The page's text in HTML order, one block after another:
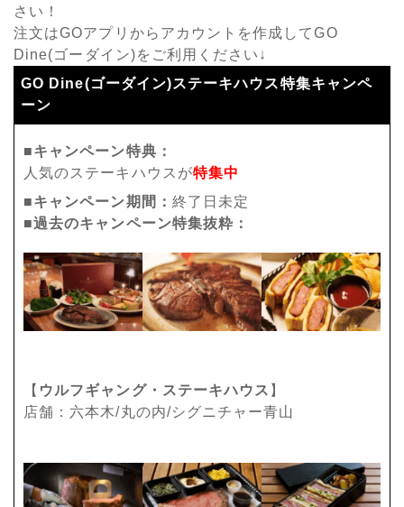
さい！
注文はGOアプリからアカウントを作成してGO
Dine(ゴーダイン)をご利用ください↓
GO Dine(ゴーダイン)ステーキハウス特集キャンペ
ーン
■キャンペーン特典：
人気のステーキハウスが特集中
■キャンペーン期間： 終了日未定
■過去のキャンペーン特集抜粋：
【 ウルフギャング・ステーキハウス 】
店舗：六本木/丸の内/シグニチャー青山